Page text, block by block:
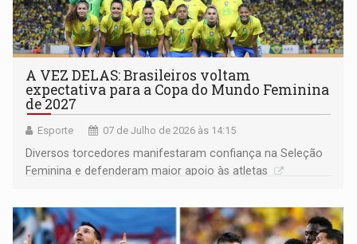
A VEZ DELAS: Brasileiros voltam
expectativa para a Copa do Mundo Feminina
de 2027
Esporte 07 de Julho de 2026 às 14:15
Diversos torcedores manifestaram confiança na Seleção
Feminina e defenderam maior apoio às atletas